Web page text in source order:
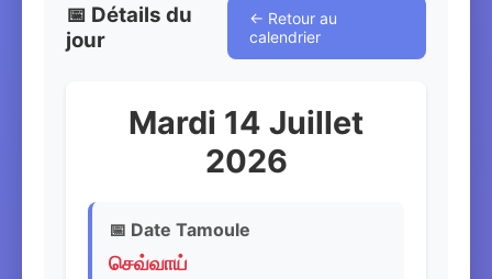
📅 Détails du
jour
← Retour au
calendrier
Mardi 14 Juillet
2026
📅 Date Tamoule
செவ்வாய்